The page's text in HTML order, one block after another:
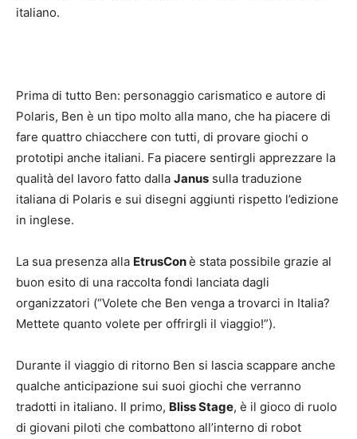
italiano.
Prima di tutto Ben: personaggio carismatico e autore di
Polaris, Ben è un tipo molto alla mano, che ha piacere di
fare quattro chiacchere con tutti, di provare giochi o
prototipi anche italiani. Fa piacere sentirgli apprezzare la
qualità del lavoro fatto dalla Janus sulla traduzione
italiana di Polaris e sui disegni aggiunti rispetto l’edizione
in inglese.
La sua presenza alla EtrusConè stata possibile grazie al
buon esito di una raccolta fondi lanciata dagli
organizzatori (“Volete che Ben venga a trovarci in Italia?
Mettete quanto volete per offrirgli il viaggio!”).
Durante il viaggio di ritorno Ben si lascia scappare anche
qualche anticipazione sui suoi giochi che verranno
tradotti in italiano. Il primo, Bliss Stage, è il gioco di ruolo
di giovani piloti che combattono all’interno di robot